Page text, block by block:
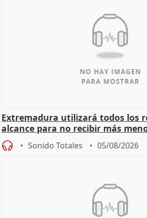
Extremadura utilizará todos los
alcance para no recibir más
Sonido Totales 05/08/2026